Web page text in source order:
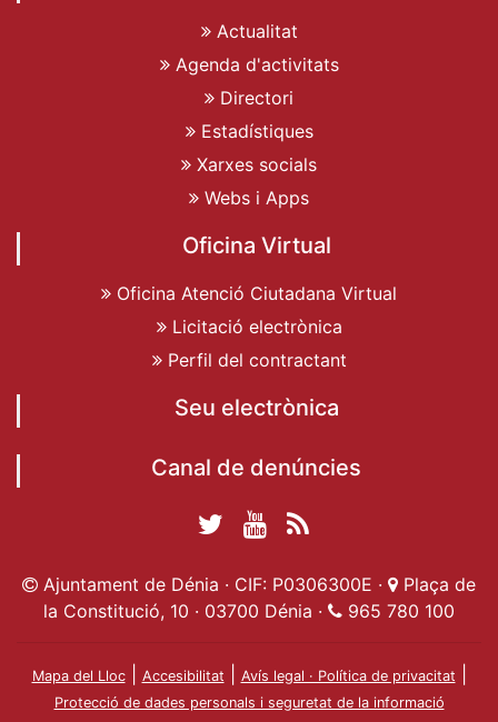
Actualitat
Agenda d'activitats
Directori
Estadístiques
Xarxes socials
Webs i Apps
Oficina Virtual
Oficina Atenció Ciutadana Virtual
Licitació electrònica
Perfil del contractant
Seu electrònica
Canal de denúncies
de Dénia
Twitter Ajuntament
de Dénia
Ajuntament de
Dénia
Actualitat
Ajuntament
Ajuntament de Dénia · CIF: P0306300E ·
Plaça de
la Constitució, 10 · 03700 Dénia ·
965 780 100
Mapa del Lloc| Accesibilitat Avís legal · Política de privacitat
Protecció de dades personals i seguretat de la informació